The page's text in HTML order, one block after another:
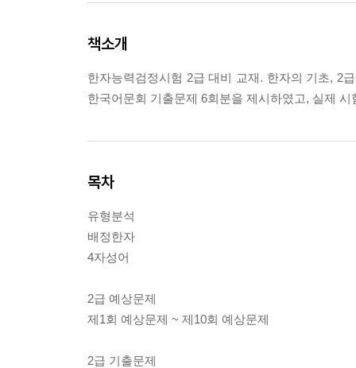
책소개
한자능력검정시험 2급 대비 교재. 한자의 기초, 2
한국어문회 기출문제 6회분을 제시하였고, 실제
목차
유형분석
배정한자
4자성어
2급 예상문제
제1회 예상문제 ~ 제10회 예상문제
2급 기출문제